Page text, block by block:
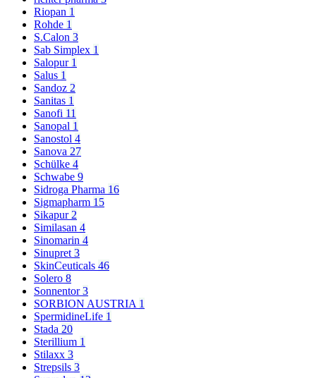
Riopan 1
Rohde 1
S.Calon 3
Sab Simplex 1
Salopur 1
Salus 1
Sandoz 2
Sanitas 1
Sanofi 11
Sanopal 1
Sanostol 4
Sanova 27
Schülke 4
Schwabe 9
Sidroga Pharma 16
Sigmapharm 15
Sikapur 2
Similasan 4
Sinomarin 4
Sinupret 3
SkinCeuticals 46
Solero 8
Sonnentor3
SORBION AUSTRIA 1
SpermidineLife 1
Stada 20
Sterillium 1
Stilaxx 3
Strepsils 3